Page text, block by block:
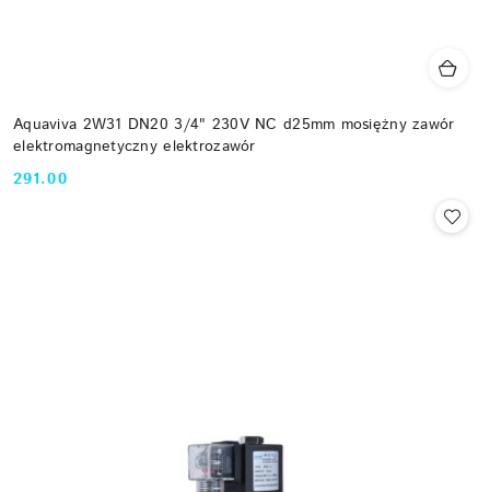
Aquaviva 2W31 DN20 3/4" 230V NC d25mm mosiężny zawór
elektromagnetyczny elektrozawór
Cena:
291.00